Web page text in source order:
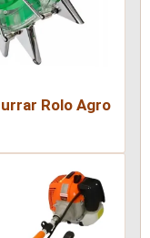
Rolo Agro